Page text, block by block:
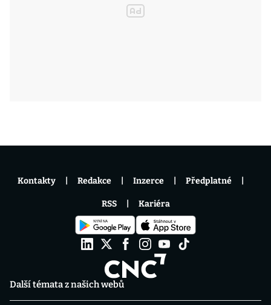
Další témata z našich webů
Kontakty Redakce Inzerce Předplatné
RSS Kariéra